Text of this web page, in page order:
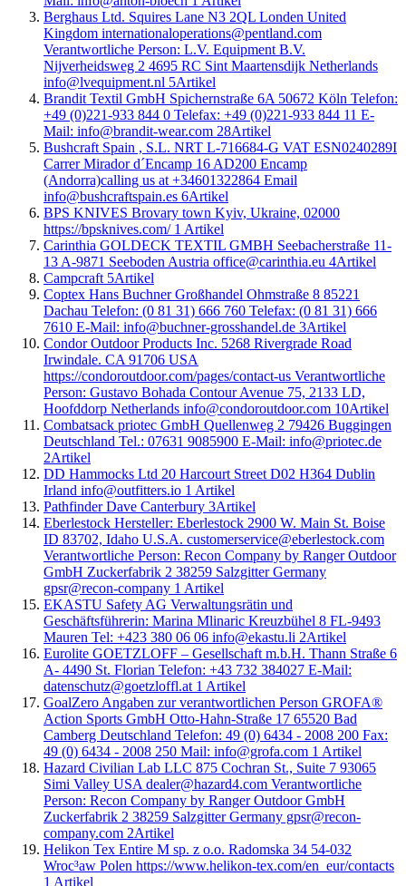
Berghaus Ltd. Squires Lane N3 2QL Londen United
Kingdom internationaloperations@pentland.com
Verantwortliche Person: L.V. Equipment B.V.
Nijverheidsweg 2 4695 RC Sint Maartensdijk Netherlands
info@lvequipment.nl 5Artikel
Brandit Textil GmbH Spichernstraße 6A 50672 Köln Telefon:
+49 (0)221-933 844 0 Telefax: +49 (0)221-933 844 11 E-
Mail: info@brandit-wear.com 28Artikel
Bushcraft Spain , S.L. NRT L-716684-G VAT ESN0240289I
Carrer Mirador d´Encamp 16 AD200 Encamp
(Andorra)calling us at +34601322864 Email
info@bushcraftspain.es 6Artikel
BPS KNIVES Brovary town Kyiv, Ukraine, 02000
https://bpsknives.com/1 Artikel
Carinthia GOLDECK TEXTIL GMBH Seebacherstraße 11-
13 A-9871 Seeboden Austria office@carinthia.eu 4Artikel
Campcraft 5Artikel
Coptex Hans Buchner Großhandel Ohmstraße 8 85221
Dachau Telefon: (0 81 31) 666 760 Telefax: (0 81 31) 666
7610 E-Mail: info@buchner-grosshandel.de 3Artikel
Condor Outdoor Products Inc. 5268 Rivergrade Road
Irwindale. CA 91706 USA
https://condoroutdoor.com/pages/contact-us Verantwortliche
Person: Gustavo Bohada Contour Avenue 75, 2133 LD,
Hoofddorp Netherlands info@condoroutdoor.com 10Artikel
Combatsack priotec GmbH Quellenweg 2 79426 Buggingen
Deutschland Tel.: 07631 9085900 E-Mail: info@priotec.de
2Artikel
DD Hammocks Ltd 20 Harcourt Street D02 H364 Dublin
Irland info@outfitters.io 1 Artikel
Pathfinder Dave Canterbury 3Artikel
Eberlestock Hersteller: Eberlestock 2900 W. Main St. Boise
ID 83702, Idaho U.S.A. customerservice@eberlestock.com
Verantwortliche Person: Recon Company by Ranger Outdoor
GmbH Zuckerfabrik 2 38259 Salzgitter Germany
gpsr@recon-company 1 Artikel
EKASTU Safety AG Verwaltungsrätin und
Geschäftsführerin: Marina Mlinaric Kreuzbühel 8 FL-9493
Mauren Tel: +423 380 06 06 info@ekastu.li 2Artikel
Eurolite GOETZLOFF – Gesellschaft m.b.H. Thann Straße 6
A- 4490 St. Florian Telefon: +43 732 384027 E-Mail:
datenschutz@goetzloffl.at 1 Artikel
GoalZero Angaben zur verantwortlichen Person GROFA®
Action Sports GmbH Otto-Hahn-Straße 17 65520 Bad
Camberg Deutschland Telefon: 49 (0) 6434 - 2008 200 Fax:
49 (0) 6434 - 2008 250 Mail: info@grofa.com 1 Artikel
Hazard Civilian Lab LLC 875 Cochran St., Suite 7 93065
Simi Valley USA dealer@hazard4.com Verantwortliche
Person: Recon Company by Ranger Outdoor GmbH
Zuckerfabrik 2 38259 Salzgitter Germany gpsr@recon-
company.com 2Artikel
Helikon Tex Entire M sp. z o.o. Radomska 34 54-032
Wroc³aw Polen https://www.helikon-tex.com/en_eur/contacts
1 Artikel